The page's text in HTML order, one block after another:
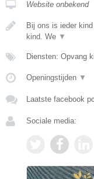
Website onbekend
Bij ons is ieder
kind. We ▼
Diensten: Opvang
Openingstijden ▼
Laatste facebook
Sociale media: